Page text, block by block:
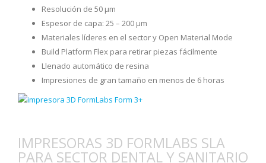
Resolución de 50 µm
Espesor de capa: 25 – 200 μm
Materiales líderes en el sector y Open Material Mode
Build Platform Flex para retirar piezas fácilmente
Llenado automático de resina
Impresiones de gran tamaño en menos de 6 horas
IMPRESORAS 3D FORMLABS SLA
PARA SECTOR DENTAL Y SANITARIO